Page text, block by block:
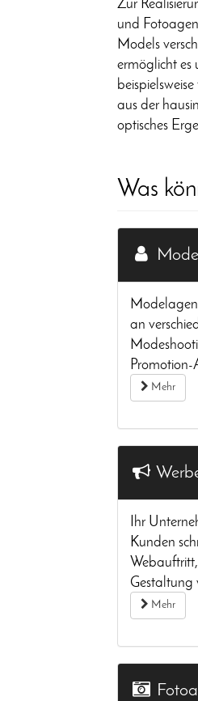
Zur
und
Models
ermöglicht es
aus der
optisches
Was
an
Promotion-
Mehr
Ihr
Kunden
Gestaltung
Mehr